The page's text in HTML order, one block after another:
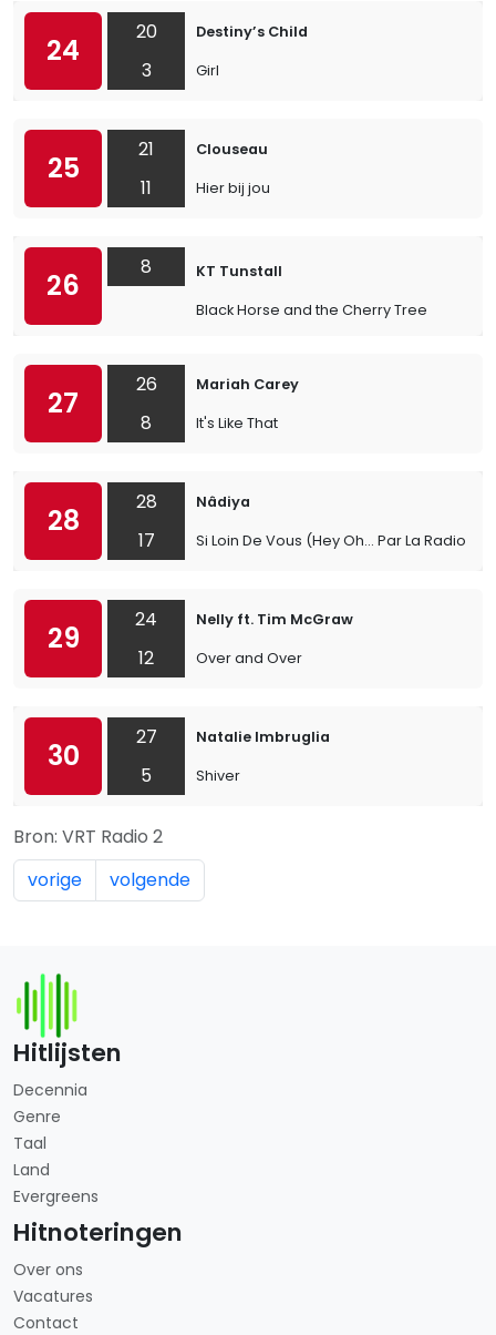
24
20
3
Destiny’s Child
Girl
25
21
11
Clouseau
Hier bij jou
26
8 KT Tunstall
Black Horse and the Cherry Tree
27
26
8
Mariah Carey
It's Like That
28
28
17
Nâdiya
Si Loin De Vous (Hey Oh... Par La Radio)
29
24
12
Nelly ft. Tim McGraw
Over and Over
30
27
5
Natalie Imbruglia
Shiver
Bron: VRT Radio 2
vorige
volgende
Hitlijsten
Decennia
Genre
Taal
Land
Evergreens
Hitnoteringen
Over ons
Vacatures
Contact